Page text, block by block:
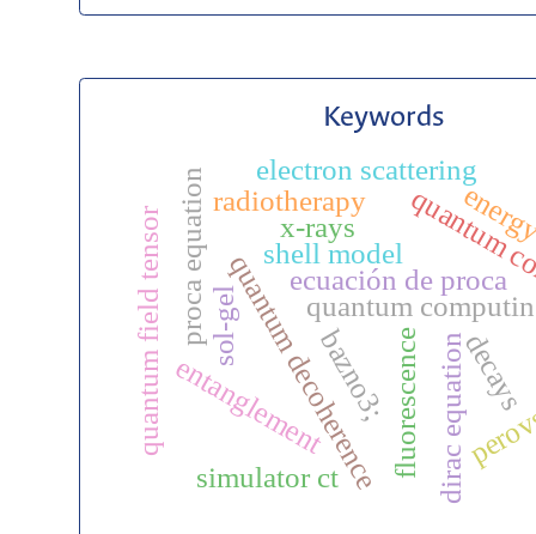
Keywords
quantum
quantum
quantum decoherence
entanglement
quantum field tensor dirac equation
proca equation ecuación de proca
bazno3;
sol-gel
fluorescence
shell model
electron scattering
x-rays
simulator ct
radiotherapy
decays